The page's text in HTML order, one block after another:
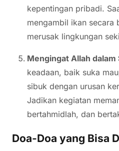
kepentingan pribadi.
mengambil ikan secara
merusak lingkungan
Mengingat Allah dalam
keadaan, baik suka
sibuk dengan urusan
Jadikan kegiatan
bertahmidlah, dan
Doa-Doa yang Bisa